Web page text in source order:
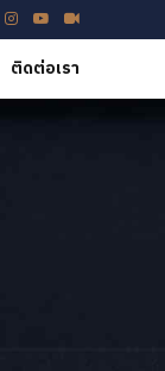
ติดต่อเรา